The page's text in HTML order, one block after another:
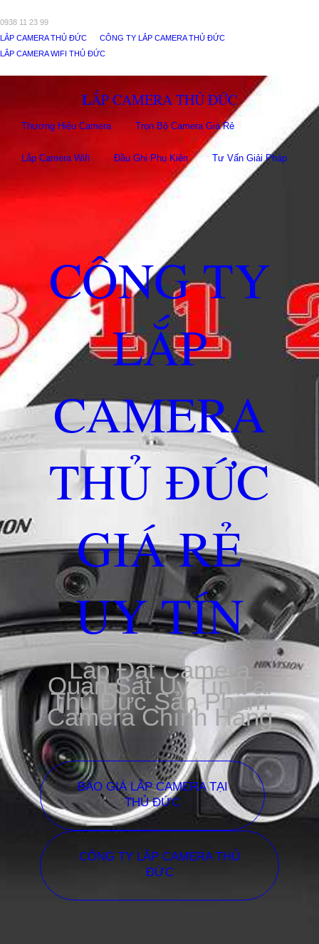
0938 11 23 99
LẮP CAMERA THỦ ĐỨC
CÔNG TY LẮP CAMERA THỦ ĐỨC
LẮP CAMERA WIFI THỦ ĐỨC
LẮP CAMERA THỦ ĐỨC
Thương Hiệu Camera Trọn Bộ Camera Giá Rẻ
Lắp Camera Wifi Đầu Ghi Phụ Kiên Tư Vấn Giải Pháp
CÔNG TY
LẮP
CAMERA
THỦ ĐỨC
GIÁ RẺ
UY TÍN
Lắp Đặt Camera
Quan Sát Uy Tín Tại
Thủ Đức Sản Phẩm
Camera Chính Hãng
BÁO GIÁ LẮP CAMERA TẠI
THỦ ĐỨC
CÔNG TY LẮP CAMERA THỦ
ĐỨC